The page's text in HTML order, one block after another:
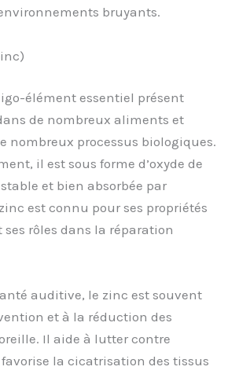
bruyants.
élément essentiel présent
de nombreux aliments et
nombreux processus biologiques.
il est sous forme d’oxyde de
et bien absorbée par
est connu pour ses propriétés
rôles dans la réparation
auditive, le zinc est souvent
et à la réduction des
Il aide à lutter contre
la cicatrisation des tissus